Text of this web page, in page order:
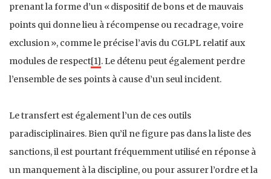
prenant la forme d’un « dispositif de bons et de mauvais
points qui donne lieu à récompense ou recadrage, voire
exclusion », comme le précise l’avis du CGLPL relatif aux
modules de respect[1]. Le détenu peut également perdre
l’ensemble de ses points à cause d’un seul incident.
Le transfert est également l’un de ces outils
paradisciplinaires. Bien qu’il ne figure pas dans la liste des
sanctions, il est pourtant fréquemment utilisé en réponse à
un manquement à la discipline, ou pour assurer l’ordre et la